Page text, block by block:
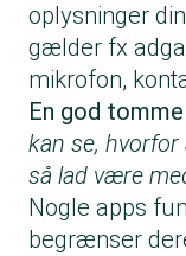
oplysninger
gælder fx
mikrofon,
En god
kan se,
så lad være
Nogle apps
begrænser